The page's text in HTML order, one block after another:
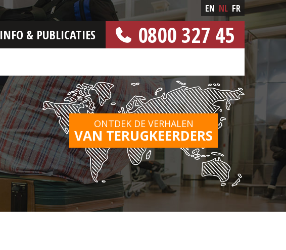
0800 327 45
INFO & PUBLICATIES
EN NL FR
ONTDEK DE VERHALEN
VAN TERUGKEERDERS